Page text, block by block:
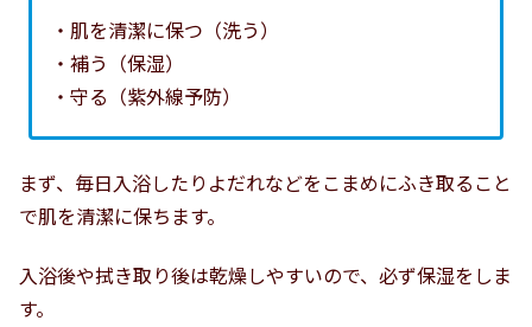
・肌を清潔に保つ（洗う）
・補う（保湿）
・守る（紫外線予防）
まず、毎日入浴したりよだれなどをこまめにふき取ること
で肌を清潔に保ちます。
入浴後や拭き取り後は乾燥しやすいので、必ず保湿をしま
す。